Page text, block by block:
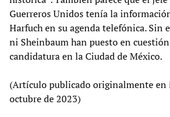
Guerreros Unidos tenía la
Harfuch en su agenda telefónica. Sin
ni Sheinbaum han puesto en
candidatura en la Ciudad de México.
(Artículo publicado originalmente en
octubre de 2023)